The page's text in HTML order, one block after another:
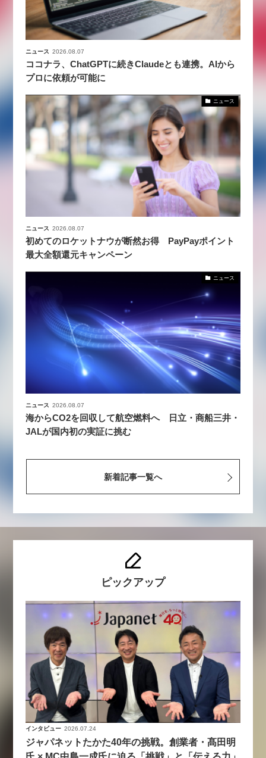
ニュース 2026.08.07
ココナラ、ChatGPTに続きClaudeとも連携。AIから
プロに依頼が可能に
ニュース
ニュース 2026.08.07
初めてのロケットナウが断然お得 PayPayポイント
最大全額還元キャンペーン
ニュース
ニュース 2026.08.07
海からCO2を回収して航空燃料へ 日立・商船三井・
JALが国内初の実証に挑む
新着記事一覧へ
ピックアップ
インタビュー 2026.07.24
ジャパネットたかた40年の挑戦。創業者・髙田明